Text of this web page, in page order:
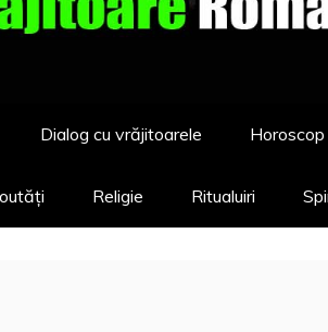
Dialog cu vrăjitoarele Horoscop
Religie Ritualuiri